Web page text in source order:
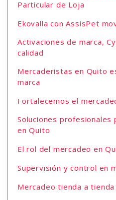
Particular de Loja
Ekovalla con AssisPet
Activaciones de marca,
calidad
Mercaderistas en Quito
marca
Fortalecemos el
Soluciones profesionales
en Quito
El rol del mercadeo en
Supervisión y control en
Mercadeo tienda a